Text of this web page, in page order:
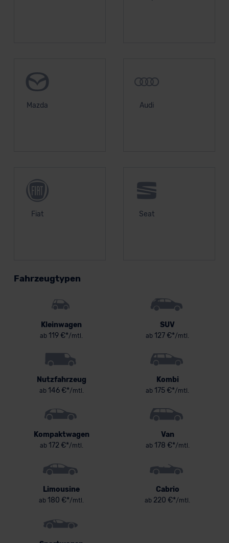
Mazda Audi
Fiat Seat
Fahrzeugtypen
Kleinwagen
ab 119 €*/mtl.
SUV
ab 127 €*/mtl.
Nutzfahrzeug
ab146 €*/mtl.
Kombi
ab 175 €*/mtl.
Kompaktwagen
ab172 €*/mtl.
Van
ab178 €*/mtl.
Limousine
ab 180 €*/mtl.
Cabrio
ab 220 €*/mtl.